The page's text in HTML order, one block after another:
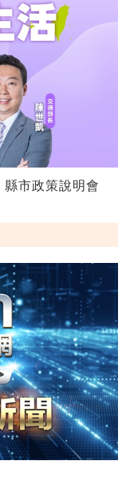
市政策說明會